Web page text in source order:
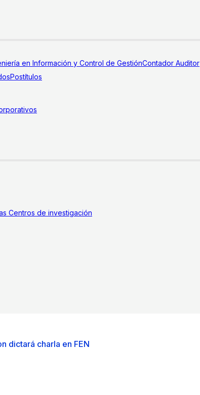
en Información y Control de GestiónContador Auditor
Postítulos
Centros de investigación
dictará charla en FEN